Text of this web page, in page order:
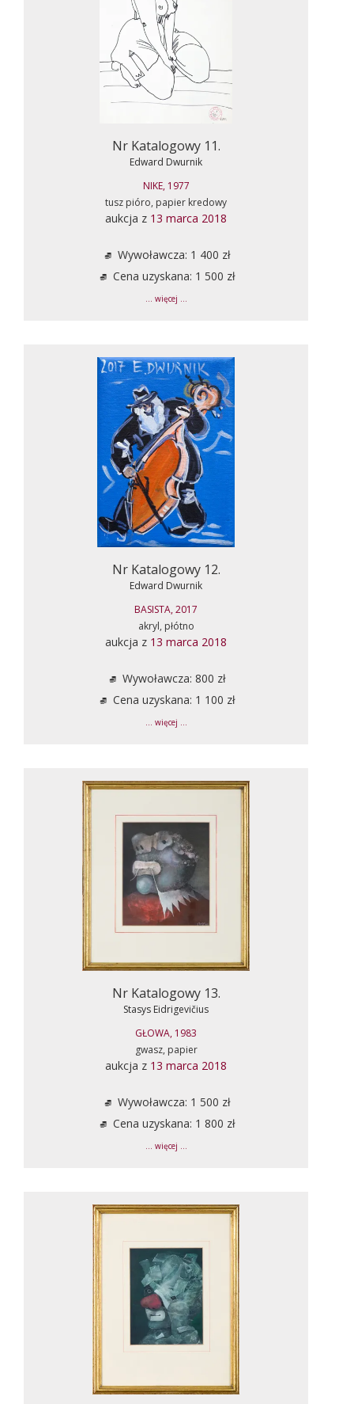
Nr Katalogowy 11.
Edward Dwurnik
NIKE, 1977
tusz pióro, papier kredowy
aukcja z 13 marca 2018
Wywoławcza: 1 400 zł
Cena uzyskana: 1 500 zł
... więcej ...
Nr Katalogowy 12.
Edward Dwurnik
BASISTA, 2017
akryl, płótno
aukcja z 13 marca 2018
Wywoławcza: 800 zł
Cena uzyskana: 1 100 zł
... więcej ...
Nr Katalogowy 13.
Stasys Eidrigevičius
GŁOWA, 1983
gwasz, papier
aukcja z 13 marca 2018
Wywoławcza: 1 500 zł
Cena uzyskana: 1 800 zł
... więcej ...